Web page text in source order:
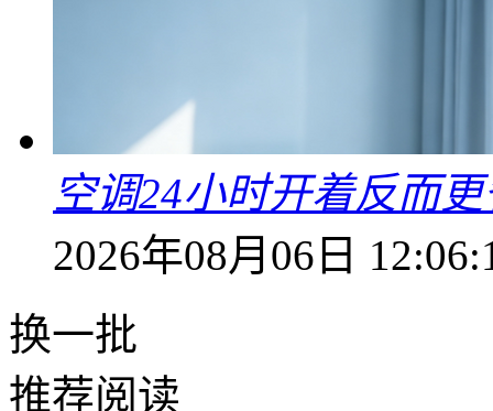
空调24小时开着反而
2026年08月06日
换一批
推荐阅读